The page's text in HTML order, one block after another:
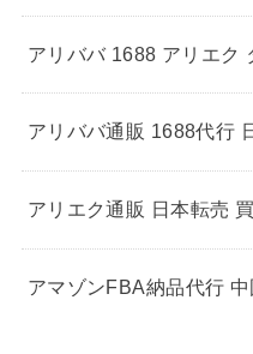
アリババ 1688 アリエク
アリババ通販 1688代行
アリエク通販 日本転売
アマゾンFBA納品代行